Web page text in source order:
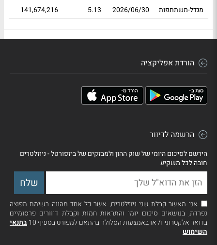
מגדל-משתתפות 2026/06/30
5.13
141,674,216
הורדת אפליקציה
הרשמה לדיוור
הירשם לסיכום היומי של שוק ההון ולמבזקים של ביזפורטל - ניוזלטרים
חובה לכל משקיע
אני מאשר קבלת שני ניוזלטרים, אשר כל אחד מהווה רשימת תפוצה
נפרדת, בנושאים סיכום יומי והתראות חמות וקבלת דיוורים פרסומיים
בדואר אלקטרוני ו/ או באמצעות הסלולר בהתאם למפורט בסעיף 10
בתנאי
השימוש